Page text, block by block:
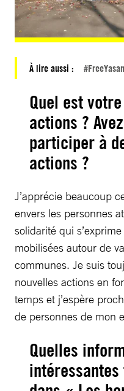
À lire aussi :
Quel est
actions ?
participer à
actions ?
J’apprécie beaucoup
envers les personnes
solidarité qui
mobilisées autour de
communes. Je suis
nouvelles actions en
temps et j’espère
de personnes de mon
Quelles